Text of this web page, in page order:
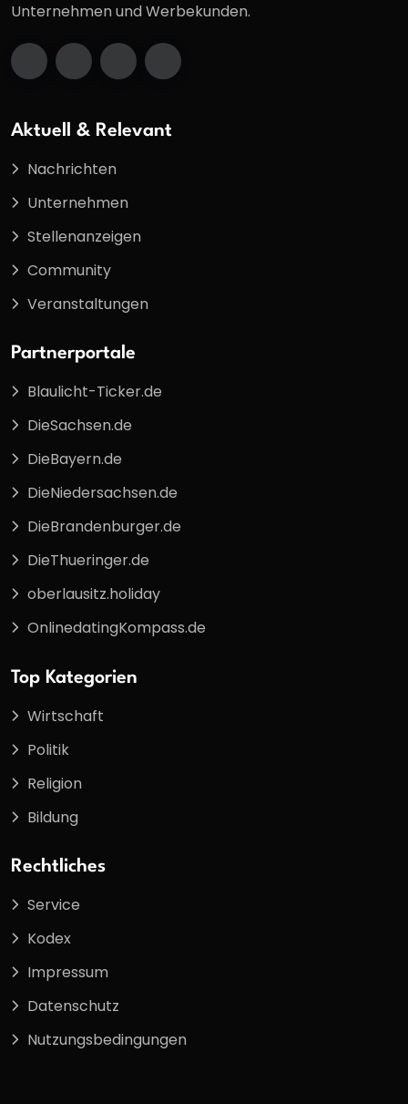
Unternehmen und Werbekunden.
Aktuell & Relevant
Nachrichten
Unternehmen
Stellenanzeigen
Community
Veranstaltungen
Partnerportale
Blaulicht-Ticker.de
DieSachsen.de
DieBayern.de
DieNiedersachsen.de
DieBrandenburger.de
DieThueringer.de
oberlausitz.holiday
OnlinedatingKompass.de
Top Kategorien
Wirtschaft
Politik
Religion
Bildung
Rechtliches
Service
Kodex
Impressum
Datenschutz
Nutzungsbedingungen